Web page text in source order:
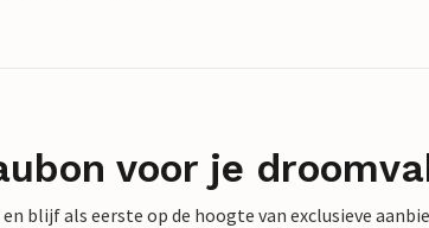
voor je
blijf als eerste op de hoogte van exclusieve